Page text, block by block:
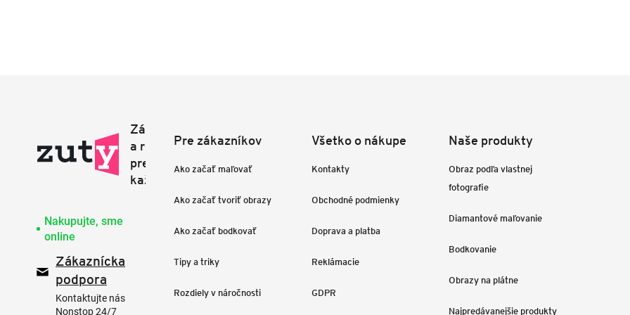
Nakupujte, sme
online
Zákaznícka
podpora
Kontaktujte nás
Nonstop 24/7
Pre zákazníkov
Ako začať maľovať
Ako začať tvoriť obrazy
Ako začať bodkovať
Tipy a triky
Rozdiely v náročnosti
Všetko o nákupe
Kontakty
Obchodné podmienky
Doprava a platba
Reklámacie
GDPR
Naše produkty
Obraz podľa vlastnej
fotografie
Diamantové maľovanie
Bodkovanie
Obrazy na plátne
Najpredávanejšie produkty